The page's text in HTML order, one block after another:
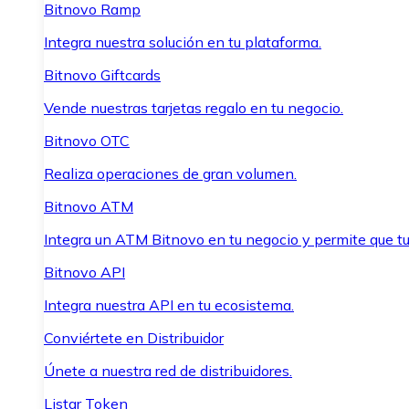
Bitnovo Ramp
Integra nuestra solución en tu plataforma.
Bitnovo Giftcards
Vende nuestras tarjetas regalo en tu negocio.
Bitnovo OTC
Realiza operaciones de gran volumen.
Bitnovo ATM
Integra un ATM Bitnovo en tu negocio y permite que
Bitnovo API
Integra nuestra API en tu ecosistema.
Conviértete en Distribuidor
Únete a nuestra red de distribuidores.
Listar Token